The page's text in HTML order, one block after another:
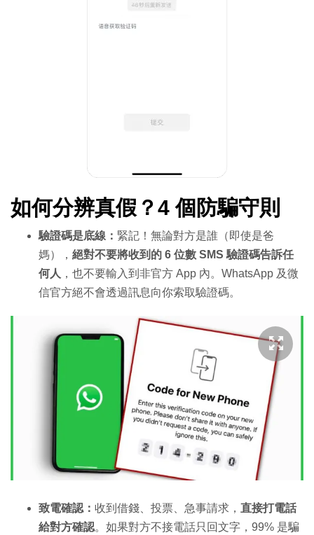
如何分辨真假？4 個防騙守則
驗證碼是底線： 緊記！無論對方是誰（即使是爸
媽）， 絕對不要將收到的 6 位數 SMS 驗證碼告訴任
何人 ，也不要輸入到非官方 App 內。WhatsApp 及微
信官方絕不會透過訊息向你索取驗證碼。
致電確認： 收到借錢、投票、急事請求， 直接打電話
給對方確認。如果對方不接電話只回文字，99% 是騙